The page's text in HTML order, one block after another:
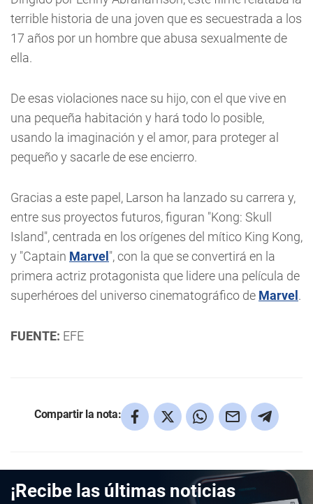
terrible historia de una joven que es secuestrada a los
17 años por un hombre que abusa sexualmente de
ella.
De esas violaciones nace su hijo, con el que vive en
una pequeña habitación y hará todo lo posible,
usando la imaginación y el amor, para proteger al
pequeño y sacarle de ese encierro.
Gracias a este papel, Larson ha lanzado su carrera y,
entre sus proyectos futuros, figuran "Kong: Skull
Island", centrada en los orígenes del mítico King Kong,
y "Captain Marvel ", con la que se convertirá en la
primera actriz protagonista que lidere una película de
superhéroes del universo cinematográfico de Marvel .
FUENTE: EFE
Compartir la nota:
¡Recibe las últimas noticias